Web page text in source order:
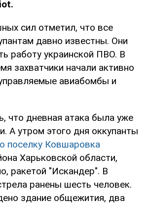
сил отметил, что все
давно известны. Они
работу украинской ПВО. В
захватчики начали активно
авиабомбы и
что дневная атака была уже
А утром этого дня оккупанты
поселку Ковшаровка
Харьковской области,
ракетой "Искандер". В
ранены шесть человек.
здание общежития, два